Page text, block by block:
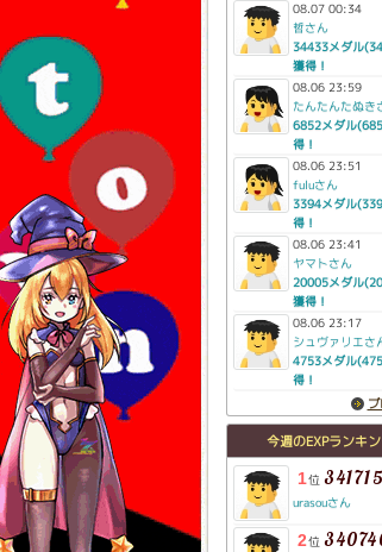
08.07 00:34
哲さん
34433メダル
獲得！
08.06 23:59
たんたんたぬき
6852メダル
得！
08.06 23:51
fuluさん
3394メダル
得！
08.06 23:41
ヤマトさん
20005メダル
獲得！
08.06 23:17
シュヴァリエさ
4753メダル
得！
今週のEXPランキ
1位 341715
urasouさん
2位